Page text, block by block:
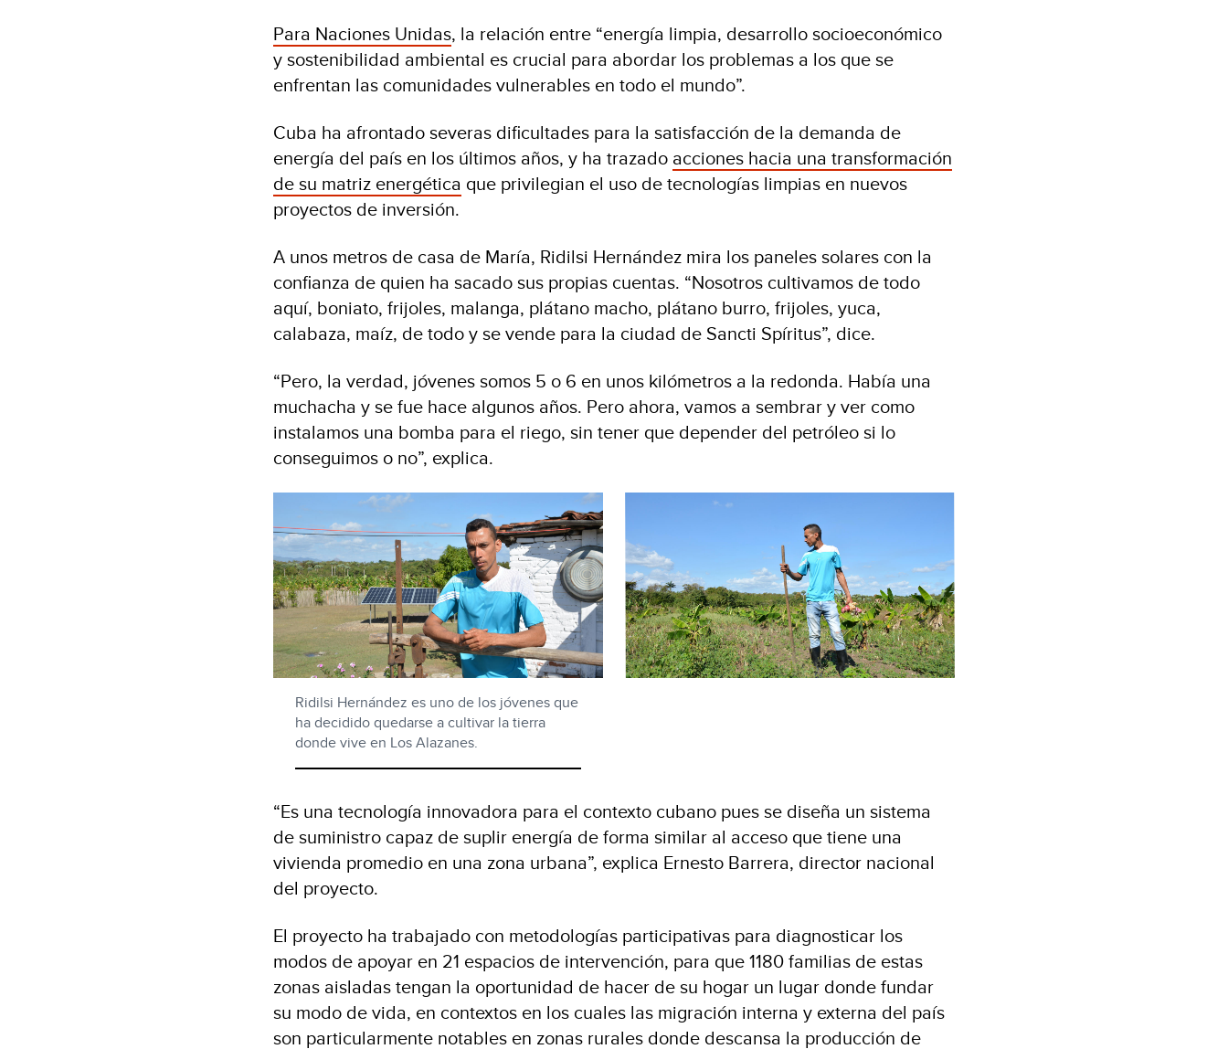
Para Naciones Unidas, la relación entre “energía limpia, desarrollo socioeconómico
y sostenibilidad ambiental es crucial para abordar los problemas a los que se
enfrentan las comunidades vulnerables en todo el mundo”.
Cuba ha afrontado severas dificultades para la satisfacción de la demanda de
energía del país en los últimos años, y ha trazado acciones hacia una transformación
de su matriz energética que privilegian el uso de tecnologías limpias en nuevos
proyectos de inversión.
A unos metros de casa de María, Ridilsi Hernández mira los paneles solares con la
confianza de quien ha sacado sus propias cuentas. “Nosotros cultivamos de todo
aquí, boniato, frijoles, malanga, plátano macho, plátano burro, frijoles, yuca,
calabaza, maíz, de todo y se vende para la ciudad de Sancti Spíritus”, dice.
“Pero, la verdad, jóvenes somos 5 o 6 en unos kilómetros a la redonda. Había una
muchacha y se fue hace algunos años. Pero ahora, vamos a sembrar y ver como
instalamos una bomba para el riego, sin tener que depender del petróleo si lo
conseguimos o no”, explica.
Ridilsi Hernández es uno de los jóvenes que
ha decidido quedarse a cultivar la tierra
donde vive en Los Alazanes.
“Es una tecnología innovadora para el contexto cubano pues se diseña un sistema
de suministro capaz de suplir energía de forma similar al acceso que tiene una
vivienda promedio en una zona urbana”, explica Ernesto Barrera, director nacional
del proyecto.
El proyecto ha trabajado con metodologías participativas para diagnosticar los
modos de apoyar en 21 espacios de intervención, para que 1180 familias de estas
zonas aisladas tengan la oportunidad de hacer de su hogar un lugar donde fundar
su modo de vida, en contextos en los cuales las migración interna y externa del país
son particularmente notables en zonas rurales donde descansa la producción de